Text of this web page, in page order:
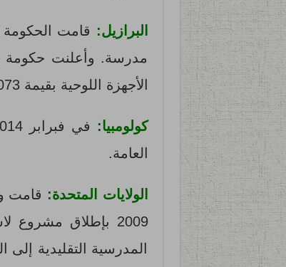
البرازيل:
مدرسة. وأعلنت حكومة
الأجهزة اللوحية بقيمة 2073 بليون.
كولومبيا:
العامة.
الولايات المتحدة: قامت
2009 بإطلاق
المدرسية التقليدية